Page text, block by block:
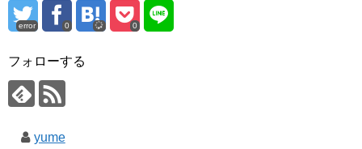
error 0 0
フォローする
yume